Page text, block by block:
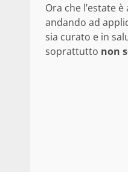
Ora che l’estate
andando ad
sia curato e in
soprattutto non